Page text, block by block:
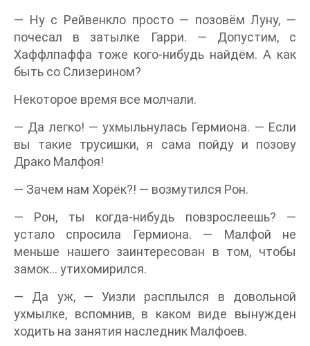
— Ну с Рейвенкло просто — позовём Луну, —
почесал в затылке Гарри. — Допустим, с
Хаффлпаффа тоже кого-нибудь найдём. А как
быть со Слизерином?
Некоторое время все молчали.
— Да легко! — ухмыльнулась Гермиона. — Если
вы такие трусишки, я сама пойду и позову
Драко Малфоя!
— Зачем нам Хорёк?! — возмутился Рон.
— Рон, ты когда-нибудь повзрослеешь? —
устало спросила Гермиона. — Малфой не
меньше нашего заинтересован в том, чтобы
замок… утихомирился.
— Да уж, — Уизли расплылся в довольной
ухмылке, вспомнив, в каком виде вынужден
ходить на занятия наследник Малфоев.